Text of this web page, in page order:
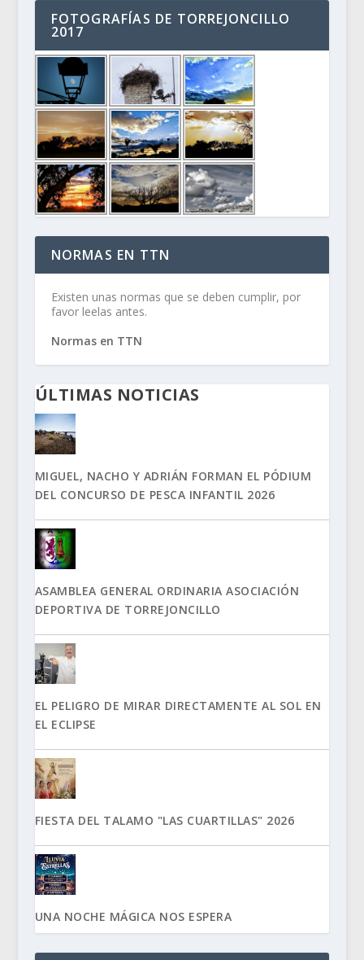
FOTOGRAFÍAS DE TORREJONCILLO
2017
NORMAS EN TTN
Existen unas normas que se deben cumplir, por
favor leelas antes.
Normas en TTN
ÚLTIMAS NOTICIAS
MIGUEL, NACHO Y ADRIÁN FORMAN EL PÓDIUM
DEL CONCURSO DE PESCA INFANTIL 2026
ASAMBLEA GENERAL ORDINARIA ASOCIACIÓN
DEPORTIVA DE TORREJONCILLO
EL PELIGRO DE MIRAR DIRECTAMENTE AL SOL EN
EL ECLIPSE
FIESTA DEL TALAMO "LAS CUARTILLAS" 2026
UNA NOCHE MÁGICA NOS ESPERA